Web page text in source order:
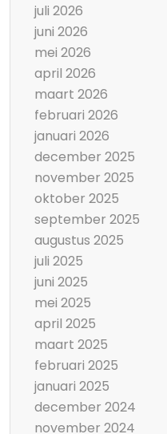
juli 2026
juni 2026
mei 2026
april 2026
maart 2026
februari 2026
januari 2026
december 2025
november 2025
oktober 2025
september 2025
augustus 2025
juli 2025
juni 2025
mei 2025
april 2025
maart 2025
februari 2025
januari 2025
december 2024
november 2024